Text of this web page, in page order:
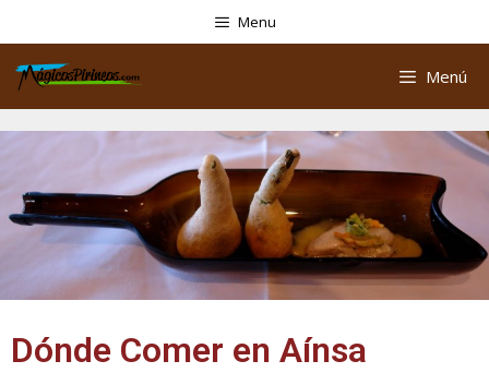
Menu
Menú
Dónde Comer en Aínsa